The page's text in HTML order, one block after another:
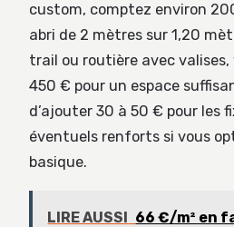
custom, comptez environ
abri de 2 mètres sur 1,20
trail ou routière avec
450 € pour un espace
d’ajouter 30 à 50 € pour les
éventuels renforts si vous
basique.
LIRE AUSSI 66 €/m² en